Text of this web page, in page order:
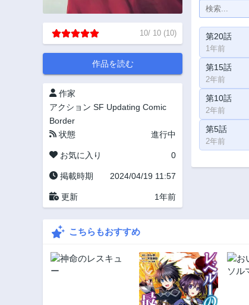
10/ 10 (10)
作品を読む
作家
アクション SF Updating Comic
Border
状態
進行中
お気に入り 0
掲載時期 2024/04/19 11:57
更新 1年前
第20話
1年前
第15話
2年前
第10話
2年前
第5話
2年前
こちらもおすすめ